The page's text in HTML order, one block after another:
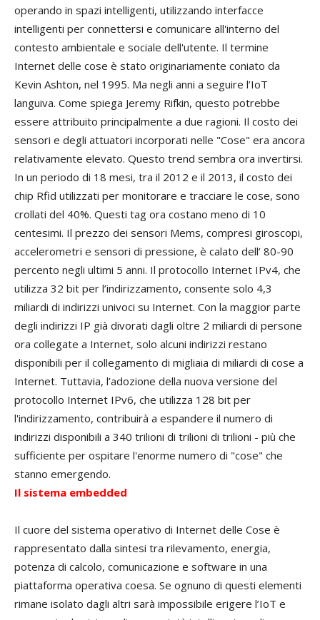
operando in spazi intelligenti, utilizzando interfacce
intelligenti per connettersi e comunicare all'interno del
contesto ambientale e sociale dell'utente. Il termine
Internet delle cose è stato originariamente coniato da
Kevin Ashton, nel 1995. Ma negli anni a seguire l’IoT
languiva. Come spiega Jeremy Rifkin, questo potrebbe
essere attribuito principalmente a due ragioni. Il costo dei
sensori e degli attuatori incorporati nelle "Cose" era ancora
relativamente elevato. Questo trend sembra ora invertirsi.
In un periodo di 18 mesi, tra il 2012 e il 2013, il costo dei
chip Rfid utilizzati per monitorare e tracciare le cose, sono
crollati del 40%. Questi tag ora costano meno di 10
centesimi. Il prezzo dei sensori Mems, compresi giroscopi,
accelerometri e sensori di pressione, è calato dell’ 80-90
percento negli ultimi 5 anni. Il protocollo Internet IPv4, che
utilizza 32 bit per l’indirizzamento, consente solo 4,3
miliardi di indirizzi univoci su Internet. Con la maggior parte
degli indirizzi IP già divorati dagli oltre 2 miliardi di persone
ora collegate a Internet, solo alcuni indirizzi restano
disponibili per il collegamento di migliaia di miliardi di cose a
Internet. Tuttavia, l’adozione della nuova versione del
protocollo Internet IPv6, che utilizza 128 bit per
l'indirizzamento, contribuirà a espandere il numero di
indirizzi disponibili a 340 trilioni di trilioni di trilioni - più che
sufficiente per ospitare l'enorme numero di "cose" che
stanno emergendo.
Il sistema embedded
Il cuore del sistema operativo di Internet delle Cose è
rappresentato dalla sintesi tra rilevamento, energia,
potenza di calcolo, comunicazione e software in una
piattaforma operativa coesa. Se ognuno di questi elementi
rimane isolato dagli altri sarà impossibile erigere l’IoT e